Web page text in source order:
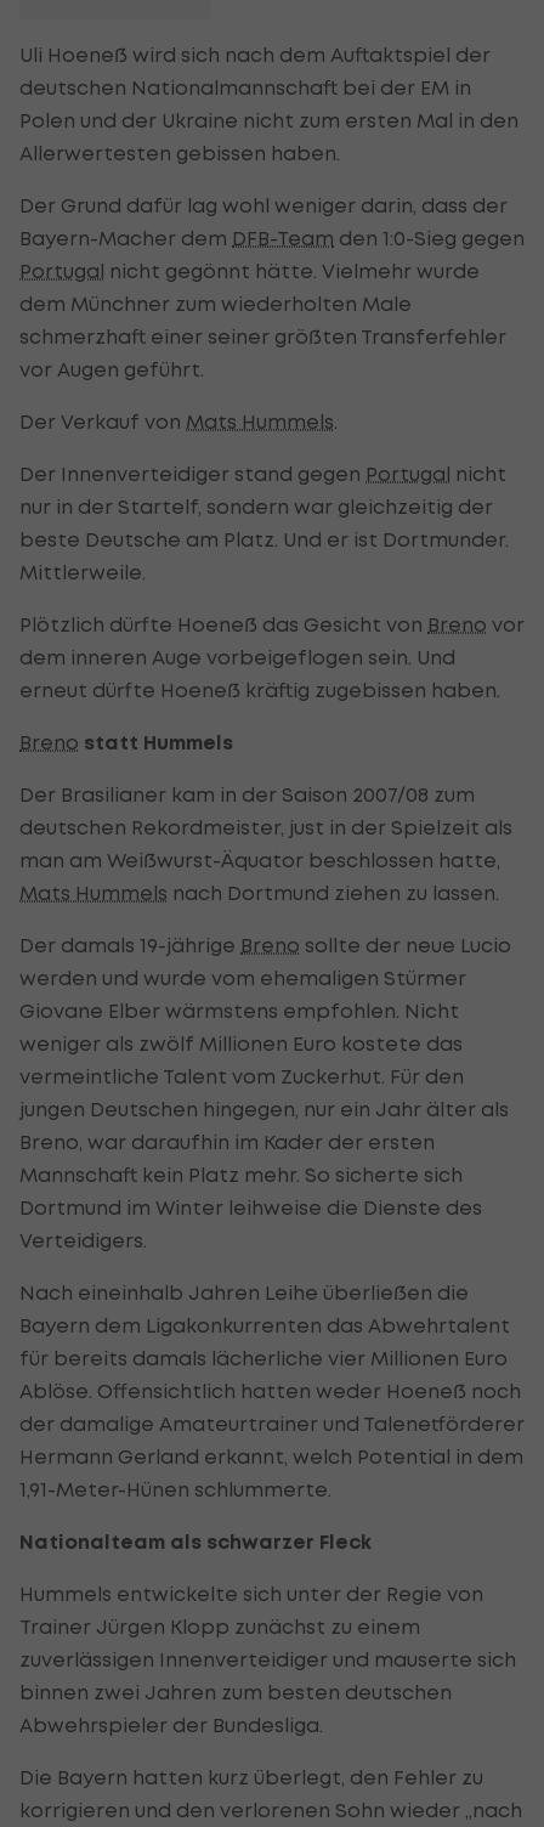
Uli Hoeneß wird sich nach dem Auftaktspiel der
deutschen Nationalmannschaft bei der EM in
Polen und der Ukraine nicht zum ersten Mal in den
Allerwertesten gebissen haben.
Der Grund dafür lag wohl weniger darin, dass der
Bayern-Macher dem DFB-Team den 1:0-Sieg gegen
Portugal nicht gegönnt hätte. Vielmehr wurde
dem Münchner zum wiederholten Male
schmerzhaft einer seiner größten Transferfehler
vor Augen geführt.
Der Verkauf von Mats Hummels
Der Innenverteidiger stand gegen Portugal nicht
nur in der Startelf, sondern war gleichzeitig der
beste Deutsche am Platz. Und er ist Dortmunder.
Mittlerweile.
Plötzlich dürfte Hoeneß das Gesicht von Breno vor
dem inneren Auge vorbeigeflogen sein. Und
erneut dürfte Hoeneß kräftig zugebissen haben.
Breno statt Hummels
Der Brasilianer kam in der Saison 2007/08 zum
deutschen Rekordmeister, just in der Spielzeit als
man am Weißwurst-Äquator beschlossen hatte,
Mats Hummels nach Dortmund ziehen zu lassen.
Der damals 19-jährige Breno sollte der neue Lucio
werden und wurde vom ehemaligen Stürmer
Giovane Elber wärmstens empfohlen. Nicht
weniger als zwölf Millionen Euro kostete das
vermeintliche Talent vom Zuckerhut. Für den
jungen Deutschen hingegen, nur ein Jahr älter als
Breno, war daraufhin im Kader der ersten
Mannschaft kein Platz mehr. So sicherte sich
Dortmund im Winter leihweise die Dienste des
Verteidigers.
Nach eineinhalb Jahren Leihe überließen die
Bayern dem Ligakonkurrenten das Abwehrtalent
für bereits damals lächerliche vier Millionen Euro
Ablöse. Offensichtlich hatten weder Hoeneß noch
der damalige Amateurtrainer und Talenetförderer
Hermann Gerland erkannt, welch Potential in dem
1,91-Meter-Hünen schlummerte.
Nationalteam als schwarzer Fleck
Hummels entwickelte sich unter der Regie von
Trainer Jürgen Klopp zunächst zu einem
zuverlässigen Innenverteidiger und mauserte sich
binnen zwei Jahren zum besten deutschen
Abwehrspieler der Bundesliga.
Die Bayern hatten kurz überlegt, den Fehler zu
korrigieren und den verlorenen Sohn wieder „nach